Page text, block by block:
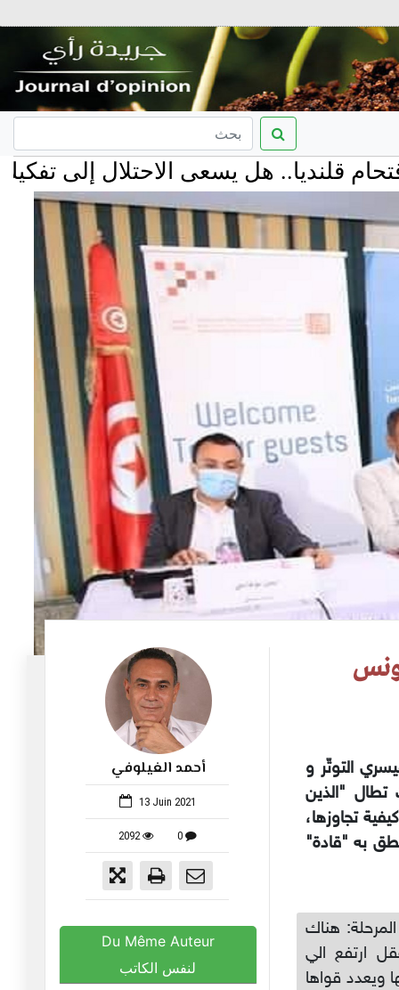
هل يسعى الاحتلال إلى تفكيك
أحمد الغيلوفي
13 Juin 2021
2092 0
Du Même Auteur
لنفس الكاتب
التوتّر و
تطال "الذين
تجاوزها،
به "قادة"
هناك
ارتفع الي
ويعدد قواها